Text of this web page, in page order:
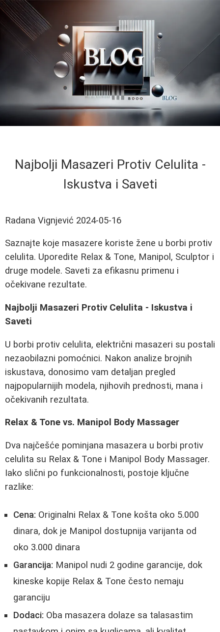
Najbolji Masazeri Protiv Celulita -
Iskustva i Saveti
Radana Vignjević 2024-05-16
Saznajte koje masazere koriste žene u borbi protiv
celulita. Uporedite Relax & Tone, Manipol, Sculptor i
druge modele. Saveti za efikasnu primenu i
očekivane rezultate.
Najbolji Masazeri Protiv Celulita - Iskustva i
Saveti
U borbi protiv celulita, električni masazeri su postali
nezaobilazni pomoćnici. Nakon analize brojnih
iskustava, donosimo vam detaljan pregled
najpopularnijih modela, njihovih prednosti, mana i
očekivanih rezultata.
Relax & Tone vs. Manipol Body Massager
Dva najčešće pominjana masazera u borbi protiv
celulita su Relax & Tone i Manipol Body Massager.
Iako slični po funkcionalnosti, postoje ključne
razlike:
Cena: Originalni Relax & Tone košta oko 5.000
dinara, dok je Manipol dostupnija varijanta od
oko 3.000 dinara
Garancija: Manipol nudi 2 godine garancije, dok
kineske kopije Relax & Tone često nemaju
garanciju
Dodaci: Oba masazera dolaze sa talasastim